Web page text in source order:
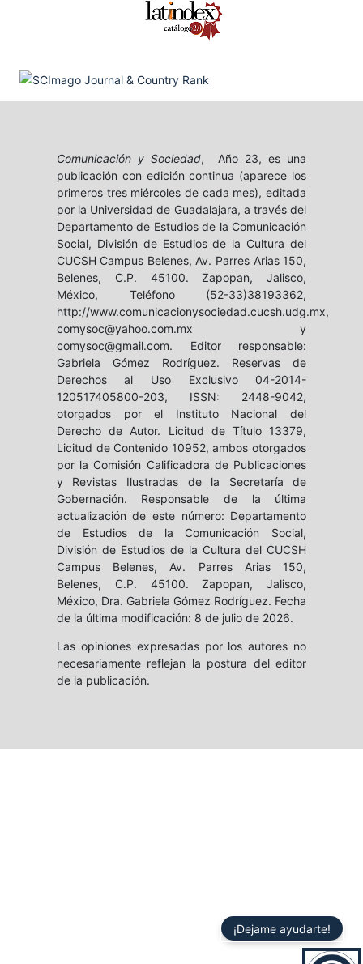
Comunicación y Sociedad, Año 23, es una
publicación con edición continua (aparece los
primeros tres miércoles de cada mes), editada
por la Universidad de Guadalajara, a través del
Departamento de Estudios de la Comunicación
Social, División de Estudios de la Cultura del
CUCSH Campus Belenes, Av. Parres Arias 150,
Belenes, C.P. 45100. Zapopan, Jalisco,
México, Teléfono (52-33)38193362,
http://www.comunicacionysociedad.cucsh.udg.mx,
comysoc@yahoo.com.mx y
comysoc@gmail.com. Editor responsable:
Gabriela Gómez Rodríguez. Reservas de
Derechos al Uso Exclusivo 04-2014-
120517405800-203, ISSN: 2448-9042,
otorgados por el Instituto Nacional del
Derecho de Autor. Licitud de Título 13379,
Licitud de Contenido 10952, ambos otorgados
por la Comisión Calificadora de Publicaciones
y Revistas Ilustradas de la Secretaría de
Gobernación. Responsable de la última
actualización de este número: Departamento
de Estudios de la Comunicación Social,
División de Estudios de la Cultura del CUCSH
Campus Belenes, Av. Parres Arias 150,
Belenes, C.P. 45100. Zapopan, Jalisco,
México, Dra. Gabriela Gómez Rodríguez. Fecha
de la última modificación: 8 de julio de 2026.
Las opiniones expresadas por los autores no
necesariamente reflejan la postura del editor
de la publicación.
¡Dejame ayudarte!